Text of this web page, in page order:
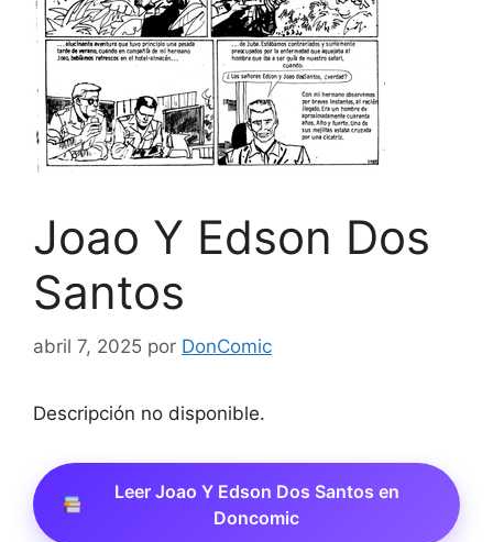
Joao Y Edson Dos
Santos
abril 7, 2025 por DonComic
Descripción no disponible.
Leer Joao Y Edson Dos Santos en
Doncomic